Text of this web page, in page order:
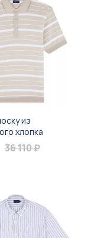
из
хлопка
36 110 ₽